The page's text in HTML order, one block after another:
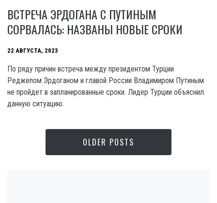
ВСТРЕЧА ЭРДОГАНА С ПУТИНЫМ
СОРВАЛАСЬ: НАЗВАНЫ НОВЫЕ СРОКИ
22 АВГУСТА, 2023
По ряду причин встреча между президентом Турции
Реджепом Эрдоганом и главой России Владимиром Путиным
не пройдет в запланированные сроки. Лидер Турции объяснил
данную ситуацию.
OLDER POSTS